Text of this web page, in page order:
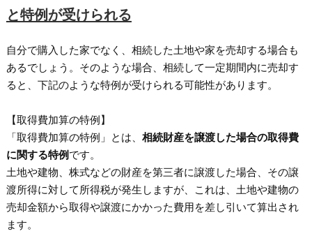
と特例が受けられる
自分で購入した家でなく、相続した土地や家を売却する場合も
あるでしょう。そのような場合、相続して一定期間内に売却す
ると、下記のような特例が受けられる可能性があります。
【取得費加算の特例】
「取得費加算の特例」とは、 相続財産を譲渡した場合の取得費
に関する特例です。
土地や建物、株式などの財産を第三者に譲渡した場合、その譲
渡所得に対して所得税が発生しますが、これは、土地や建物の
売却金額から取得や譲渡にかかった費用を差し引いて算出され
ます。